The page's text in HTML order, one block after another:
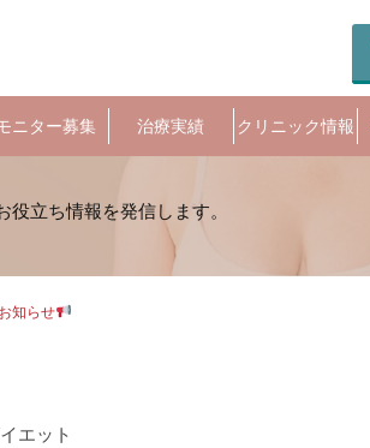
ニター募集 治療実績 クリニック情報
知らせ
エット